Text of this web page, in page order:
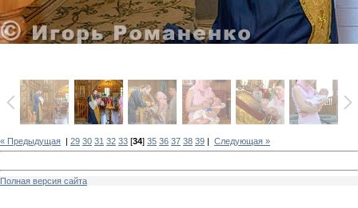
« Предыдущая 29 30 31 32 33 [34] 35 36 37 38 39 Следующая »
Полная версия сайта